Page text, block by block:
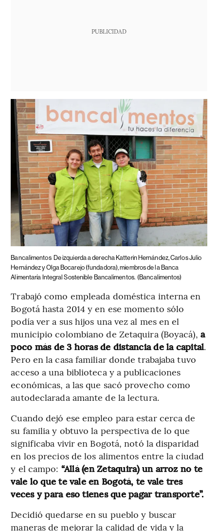
PUBLICIDAD
Bancalimentos De izquierda a derecha Katterin Hernández, Carlos Julio
Hernández y Olga Bocarejo (fundadora), miembros de la Banca
Alimentaría Integral Sostenible Bancalimentos. (Bancalimentos)
Trabajó como empleada doméstica interna en
Bogotá hasta 2014 y en ese momento sólo
podía ver a sus hijos una vez al mes en el
municipio colombiano de Zetaquira (Boyacá), a
poco más de 3 horas de distancia de la capital.
Pero en la casa familiar donde trabajaba tuvo
acceso a una biblioteca y a publicaciones
económicas, a las que sacó provecho como
autodeclarada amante de la lectura.
Cuando dejó ese empleo para estar cerca de
su familia y obtuvo la perspectiva de lo que
significaba vivir en Bogotá, notó la disparidad
en los precios de los alimentos entre la ciudad
y el campo: “Allá (en Zetaquira) un arroz no te
vale lo que te vale en Bogotá, te vale tres
veces y para eso tienes que pagar transporte”.
Decidió quedarse en su pueblo y buscar
maneras de mejorar la calidad de vida y la